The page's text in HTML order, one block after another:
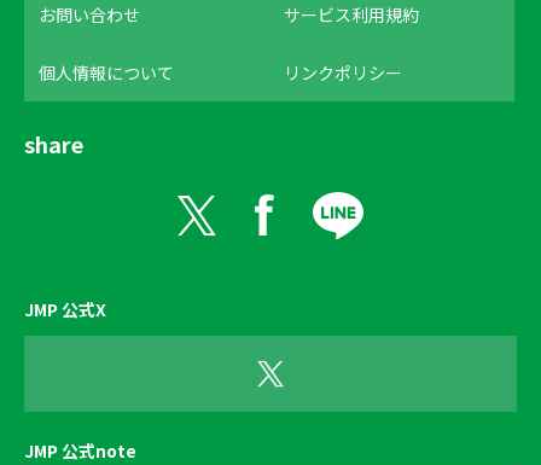
お問い合わせ サービス利用規約
個人情報について リンクポリシー
share
JMP 公式X
JMP 公式note